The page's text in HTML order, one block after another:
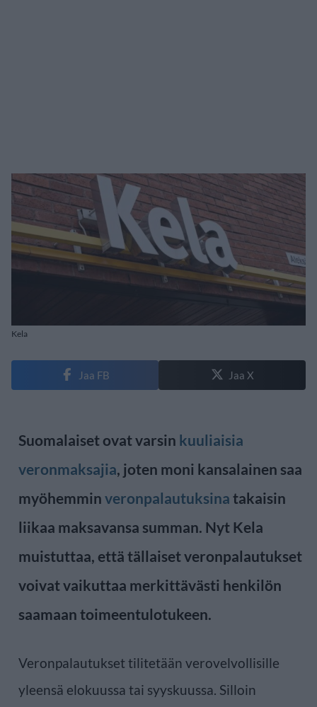
Kela
Jaa FB Jaa X
Suomalaiset ovat varsin kuuliaisia
veronmaksajia, joten moni kansalainen saa
myöhemmin veronpalautuksina takaisin
liikaa maksavansa summan. Nyt Kela
muistuttaa, että tällaiset veronpalautukset
voivat vaikuttaa merkittävästi henkilön
saamaan toimeentulotukeen.
Veronpalautukset tilitetään verovelvollisille
yleensä elokuussa tai syyskuussa. Silloin